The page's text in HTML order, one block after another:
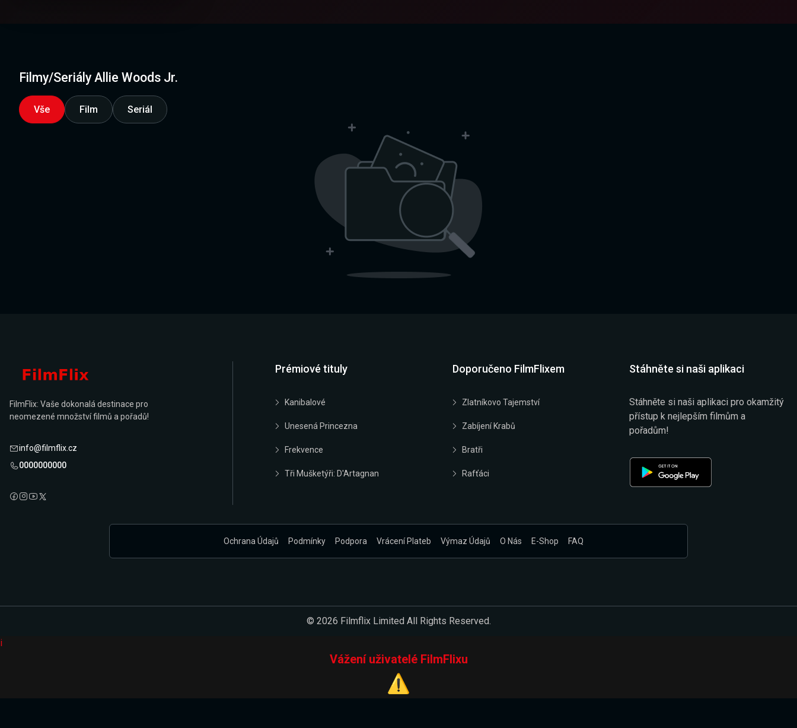
Filmy/Seriály Allie Woods Jr.
Vše Film Seriál
FilmFlix: Vaše dokonalá destinace pro
neomezené množství filmů a pořadů!
info@filmflix.cz
0000000000
Prémiové tituly
Kanibalové
Unesená Princezna
Frekvence
Tři Mušketýři: D'Artagnan
Doporučeno FilmFlixem
Zlatníkovo Tajemství
Zabíjení Krabů
Bratři
Rafťáci
Stáhněte si naši aplikaci
Stáhněte si naši aplikaci pro okamžitý
přístup k nejlepším filmům a
pořadům!
Ochrana Údajů Podmínky Podpora Vrácení Plateb Výmaz Údajů O Nás E-Shop FAQ
© 2026 Filmflix Limited All Rights Reserved.
i
Vážení uživatelé FilmFlixu
⚠️